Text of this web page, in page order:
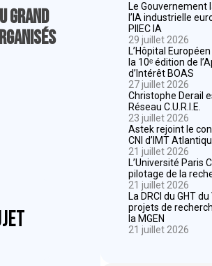
grand
Le Gouvernement
l’IA industrielle
PIIEC IA
29 juillet 2026
L’Hôpital
la 10ᵉ édition de
d’Intérêt BOAS
27 juillet 2026
Christophe Derail
Réseau C.U.R.I.E.
23 juillet 2026
Astek rejoint le
CNI d’IMT
21 juillet 2026
L’Université Paris
pilotage de la
21 juillet 2026
La DRCI du GHT
projets de
la MGEN
21 juillet 2026